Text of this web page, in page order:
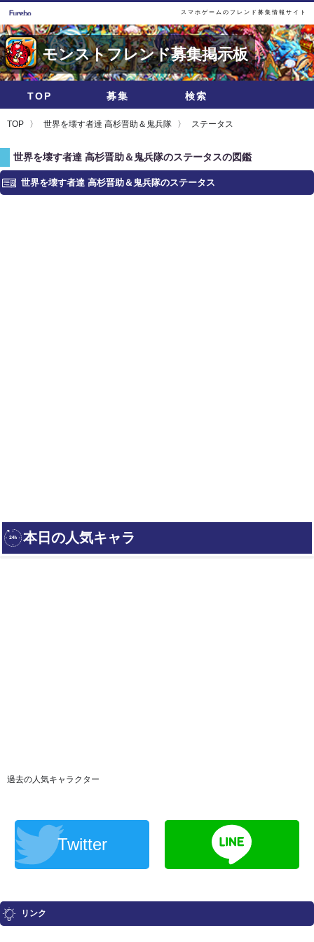
スマホゲームのフレンド募集情報サイト
モンストフレンド募集掲示板
TOP 募集 検索
TOP 世界を壊す者達 高杉晋助＆鬼兵隊 ステータス
世界を壊す者達 高杉晋助＆鬼兵隊のステータスの図鑑
世界を壊す者達 高杉晋助＆鬼兵隊のステータス
過去の人気キャラクター
Twitter
リンク